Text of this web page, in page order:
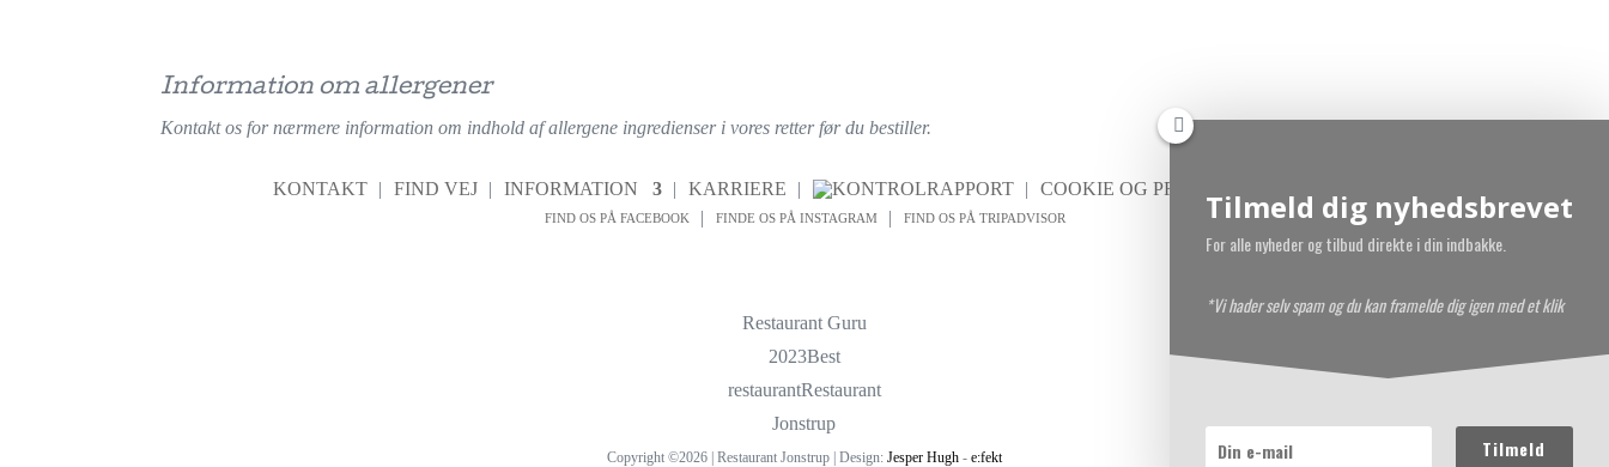
Information om allergener
Kontakt os for nærmere information om indhold af allergene ingredienser i vores retter før du bestiller.
KONTAKT FIND VEJ INFORMATION KARRIERE COOKIE OG PRIVATLIVSPOLITIK
FIND OS PÅ FACEBOOK FINDE OS PÅ INSTAGRAM FIND OS PÅ TRIPADVISOR
Restaurant Guru
2023Best
restaurantRestaurant
Jonstrup
Copyright ©2026 | Restaurant Jonstrup | Design: Jesper Hugh - e:fekt
Tilmeld dig nyhedsbrevet
For alle nyheder og tilbud direkte i din indbakke.
*Vi hader selv spam og du kan framelde dig igen med et klik
Tilmeld